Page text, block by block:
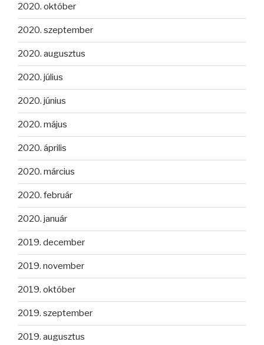
2020. október
2020. szeptember
2020. augusztus
2020. július
2020. június
2020. május
2020. április
2020. március
2020. február
2020. január
2019. december
2019. november
2019. október
2019. szeptember
2019. augusztus